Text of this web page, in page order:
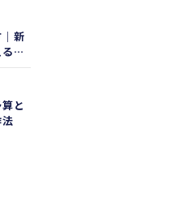
新
実
と